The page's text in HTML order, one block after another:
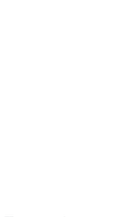
sito o